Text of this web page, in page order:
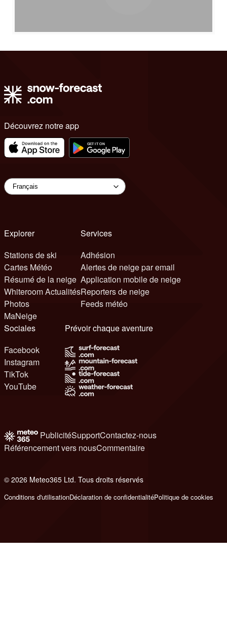
Découvrez notre app
Explorer
Stations de ski
Cartes Météo
Résumé de la neige
Whiteroom Actualités
Photos
MaNeige
Services
Adhésion
Alertes de neige par email
Application mobile de neige
Reporters de neige
Feeds météo
Sociales
Facebook
Instagram
TikTok
YouTube
Prévoir chaque aventure
PublicitéSupportContactez-nous
Référencement vers nousCommentaire
© 2026 Meteo365 Ltd. Tous droits réservés
Conditions d'utilisationDéclaration de confidentialitéPolitique de cookies